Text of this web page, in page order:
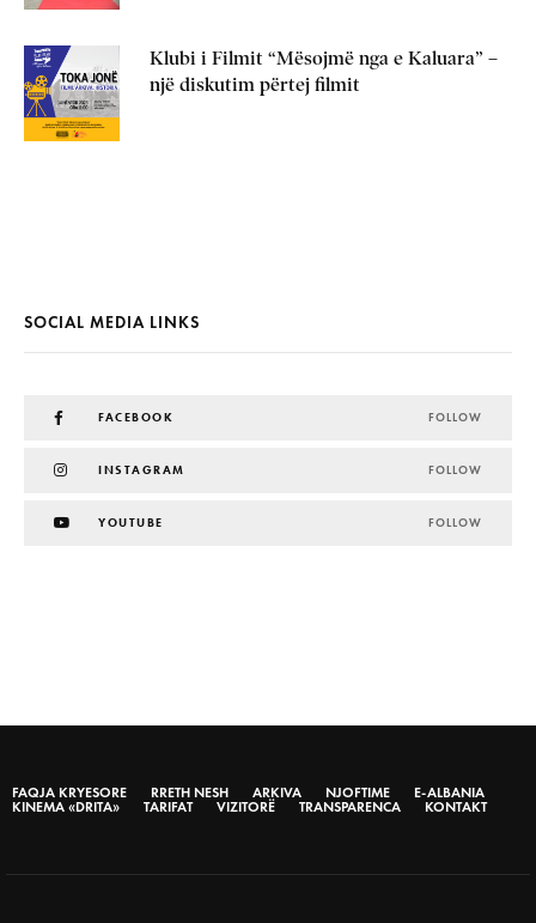
Klubi i Filmit “Mësojmë nga e Kaluara” –
një diskutim përtej filmit
SOCIAL MEDIA LINKS
FACEBOOK FOLLOW
INSTAGRAM FOLLOW
YOUTUBE FOLLOW
FAQJA KRYESORE RRETH NESH ARKIVA NJOFTIME
E-ALBANIA
KINEMA «DRITA»
TARIFAT VIZITORË TRANSPARENCA KONTAKT